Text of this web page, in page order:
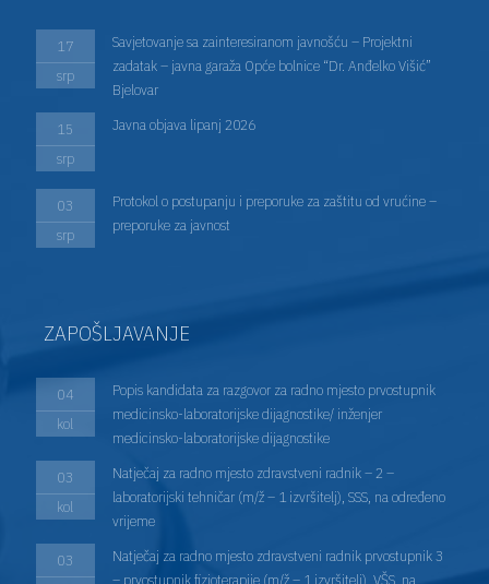
17
srp
Savjetovanje sa zainteresiranom javnošću – Projektni
zadatak – javna garaža Opće bolnice “Dr. Anđelko Višić”
Bjelovar
15
srp
Javna objava lipanj 2026
03
srp
Protokol o postupanju i preporuke za zaštitu od vrućine –
preporuke za javnost
ZAPOŠLJAVANJE
04
kol
Popis kandidata za razgovor za radno mjesto prvostupnik
medicinsko-laboratorijske dijagnostike/ inženjer
medicinsko-laboratorijske dijagnostike
03
kol
Natječaj za radno mjesto zdravstveni radnik – 2 –
laboratorijski tehničar (m/ž – 1 izvršitelj), SSS, na određeno
vrijeme
03
Natječaj za radno mjesto zdravstveni radnik prvostupnik 3
– prvostupnik fizioterapije (m/ž – 1 izvršitelj), VŠS, na